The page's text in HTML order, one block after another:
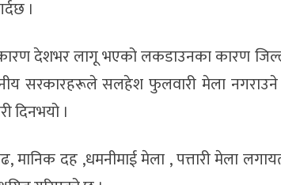
।
देशभर लागू भएको लकडाउनका कारण
सरकारहरूले सलहेश फुलवारी मेला नगराउने
दिनभयो ।
मानिक दह ,धमनीमाई मेला , पत्तारी मेला